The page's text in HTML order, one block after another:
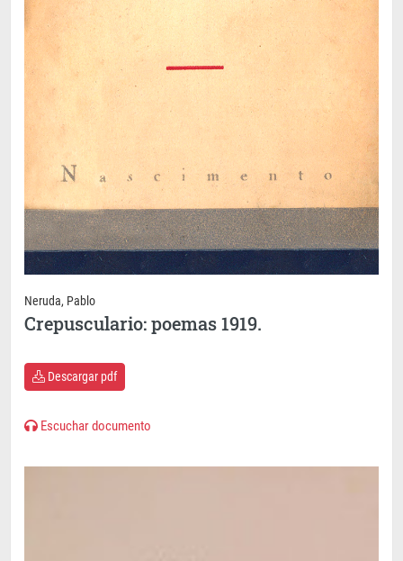
Neruda, Pablo
Crepusculario: poemas 1919.
Descargar pdf
Escuchar documento